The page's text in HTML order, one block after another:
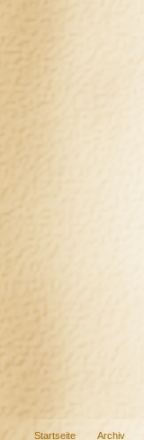
Startseite Archiv